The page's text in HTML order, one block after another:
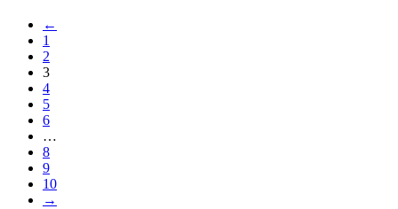
←
1
2
3
4
5
6
…
8
9
10
→